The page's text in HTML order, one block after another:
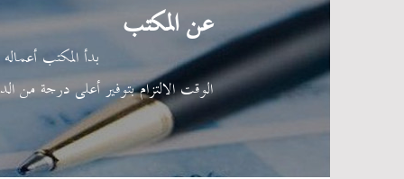
عن المكتب
الوقت الالتزام بتوفير أعلى درجة من